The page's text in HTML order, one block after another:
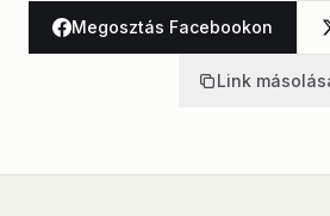
Megosztás Facebookon
Link